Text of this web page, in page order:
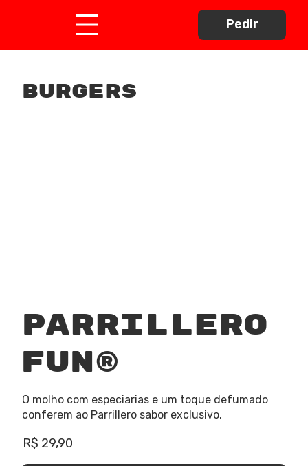
Pedir
burgers
Parrillero
Fun®
O molho com especiarias e um toque defumado
conferem ao Parrillero sabor exclusivo.
R$ 29,90